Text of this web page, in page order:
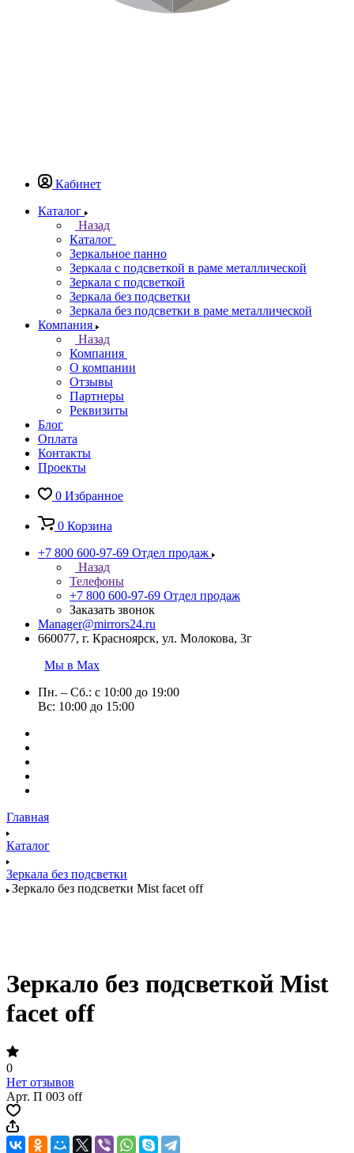
Кабинет
Каталог
Назад
Каталог
Зеркальное панно
Зеркала с подсветкой в раме металлической
Зеркала с подсветкой
Зеркала без подсветки
Зеркала без подсветки в раме металлической
Компания
Назад
Компания
О компании
Отзывы
Партнеры
Реквизиты
Блог
Оплата
Контакты
Проекты
0 Избранное
0 Корзина
+7 800 600-97-69 Отдел продаж
Назад
Телефоны
+7 800 600-97-69 Отдел продаж
Заказать звонок
Manager@mirrors24.ru
660077, г. Красноярск, ул. Молокова, 3г
Мы в Max
Пн. – Сб.: с 10:00 до 19:00
Вс: 10:00 до 15:00
Главная
Каталог
Зеркала без подсветки
Зеркало без подсветки Mist facet off
Зеркало без подсветкой Mist
facet off
0
Нет отзывов
Арт. П 003 off